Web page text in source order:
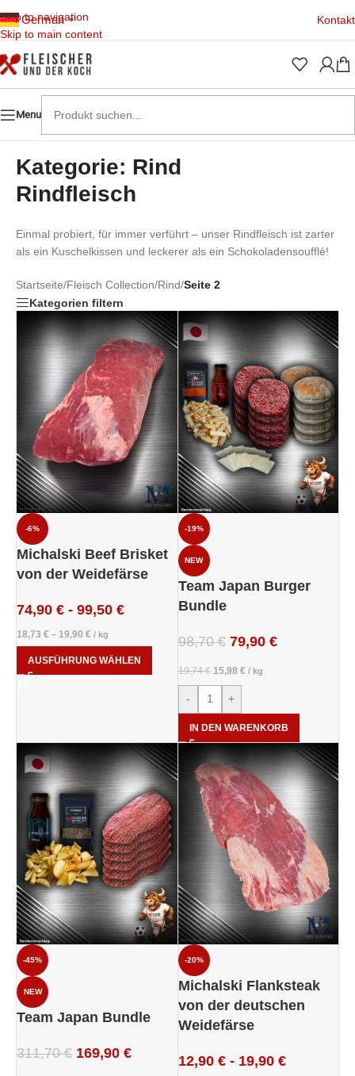
Skip to navigation
Skip to main content
German ▼ Kontakt
Menu
Kategorie: Rind
Rindfleisch
Einmal probiert, für immer verführt – unser Rindfleisch ist zarter
als ein Kuschelkissen und leckerer als ein Schokoladensoufflé!
Startseite/Fleisch Collection/Rind/Seite 2
Kategorien filtern
-6%
Michalski Beef Brisket
von der Weidefärse
74,90 € - 99,50 €
18,73 € – 19,90 € / kg
AUSFÜHRUNG WÄHLEN
-19%
NEW
Team Japan Burger
Bundle
98,70€ 79,90 €
19,74€ 15,98 € / kg
- +
IN DEN WARENKORB
-45%
NEW
Team Japan Bundle
311,70€ 169,90 €
-20%
Michalski Flanksteak
von der deutschen
Weidefärse
12,90 €- 19,90 €